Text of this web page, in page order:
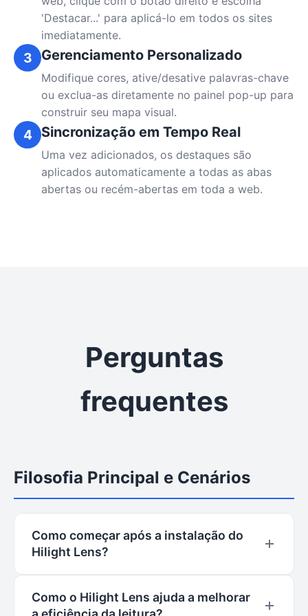
'Destacar...' para aplicá-lo em todos os sites
imediatamente.
3 Gerenciamento Personalizado
Modifique cores, ative/desative palavras-chave
ou exclua-as diretamente no painel pop-up para
construir seu mapa visual.
4 Sincronização em Tempo Real
Uma vez adicionados, os destaques são
aplicados automaticamente a todas as abas
abertas ou recém-abertas em toda a web.
Perguntas
frequentes
Filosofia Principal e Cenários
Como começar após a instalação do
Hilight Lens?
superior direito do seu navegador, encontre o
Como o Hilight Lens ajuda a melhorar